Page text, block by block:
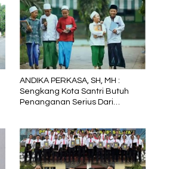
ANDIKA PERKASA, SH, MH :
Sengkang Kota Santri Butuh
Penanganan Serius Dari